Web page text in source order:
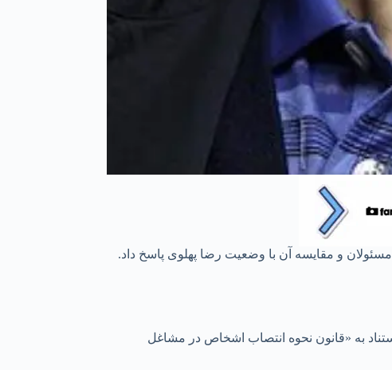
و مقایسه آن با وضعیت رضا پهلوی پاسخ داد.
به «قانون نحوه انتصاب اشخاص در مشاغل